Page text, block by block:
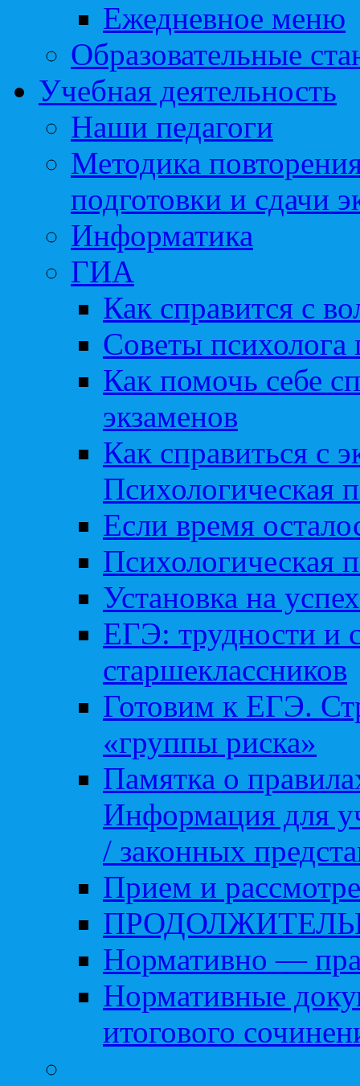
Ежедневное меню
Образовательные
Учебная деятельность
Наши педагоги
Методика
подготовки и сдачи
Информатика
ГИА
Как справится с
Советы
Как помочь себе
экзаменов
Как справиться с
Психологическая
Если время
Психологическая
Установка на успех
ЕГЭ: трудности и
старшеклассников
Готовим к ЕГЭ.
«группы риска»
Памятка о
Информация для
/ законных
Прием и
Нормативно —
Нормативные
итогового